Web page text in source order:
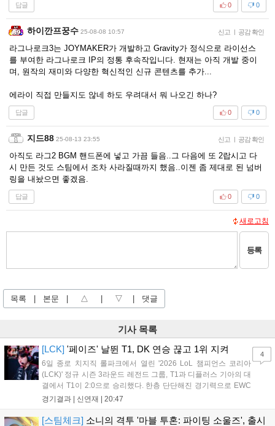
답글 0
0
하이깐프꿍수 25-08-08 10:57 신고 | 공감 확인
라그나로크3는 JOYMAKER가 개발하고 Gravity가 정식으로 라이선스
를 부여한 라그나로크 IP의 정통 후속작입니다. 현재는 아직 개발 중이
며, 원작의 재미와 다양한 혁신적인 신규 콘텐츠를 추가...
에라이 직접 만들지도 않네 하도 우려대서 뭐 나오긴 하나?
답글 0
0
지드88 25-08-13 23:55 신고 | 공감 확인
아직도 라그2 BGM 핸드폰에 넣고 가끔 들음..그 다음에 또 2랍시고 다
시 만든 것도 스팀에서 조차 사라질때까지 했음..이젠 좀 제대로 된 넘버
링을 내놨으면 좋겠음.
답글 0
0
새로고침
등록
목록 본문 △ ▽ 댓글
기사 목록
[LCK] '페이즈' 날뛴 T1, DK 연승 끊고 1위 지켜
6일 종로 치지직 롤파크에서 열린 '2026 LoL 챔피언스 코리아
(LCK)' 정규 시즌 3라운드 레전드 그룹, T1과 디플러스 기아의 대
결에서 T1이 2:0으로 승리했다. 한층 단단해진 경기력으로 EWC
우승을 기점으로 파죽지세의 연승을 이어가던 디플러스 기아를
T1은 첫 드래곤을 두드렸...
경기결과 | 신연재 | 20:47
4
[스팀체크] 소니의 격투 '마블 투혼: 파이팅 소울즈', 출시